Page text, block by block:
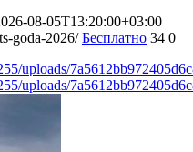
08-05T13:20:00+03:00
goda-2026/ Бесплатно 34 0
uploads/
uploads/